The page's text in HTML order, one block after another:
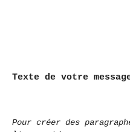
Texte de votre
Pour créer des